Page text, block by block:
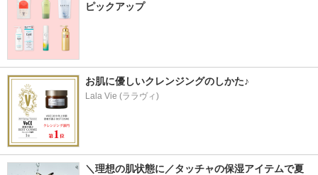
ピックアップ
お肌に優しいクレンジングのしかた♪
Lala Vie (ララヴィ)
＼理想の肌状態に／タッチャの保湿アイテムで夏